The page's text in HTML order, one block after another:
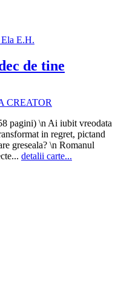
de tine
CREATOR
pagini) \n Ai iubit vreodata
in regret, pictand
greseala? \n Romanul
detalii carte...